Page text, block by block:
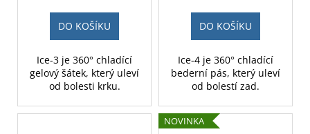
DO KOŠÍKU
Ice-3 je 360° chladící
gelový šátek, který uleví
od bolesti krku.
DO KOŠÍKU
Ice-4 je 360° chladící
bederní pás, který uleví
od bolestí zad.
NOVINKA